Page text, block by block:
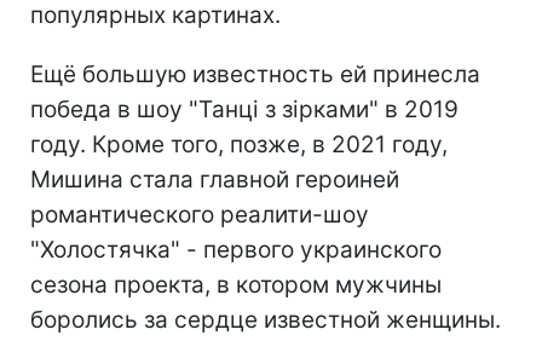
популярных картинах.
Ещё большую известность ей принесла
победа в шоу "Танці з зірками" в 2019
году. Кроме того, позже, в 2021 году,
Мишина стала главной героиней
романтического реалити-шоу
"Холостячка" - первого украинского
сезона проекта, в котором мужчины
боролись за сердце известной женщины.